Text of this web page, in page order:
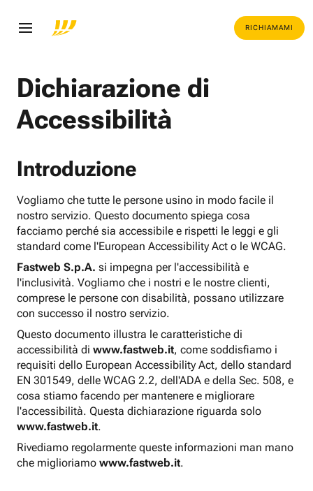
RICHIAMAMI
Dichiarazione di
Accessibilità
Introduzione
Vogliamo che tutte le persone usino in modo facile il
nostro servizio. Questo documento spiega cosa
facciamo perché sia accessibile e rispetti le leggi e gli
standard come l'European Accessibility Act o le WCAG.
Fastweb S.p.A. si impegna per l'accessibilità e
l'inclusività. Vogliamo che i nostri e le nostre clienti,
comprese le persone con disabilità, possano utilizzare
con successo il nostro servizio.
Questo documento illustra le caratteristiche di
accessibilità di www.fastweb.it, come soddisfiamo i
requisiti dello European Accessibility Act, dello standard
EN 301549, delle WCAG 2.2, dell'ADA e della Sec. 508, e
cosa stiamo facendo per mantenere e migliorare
l'accessibilità. Questa dichiarazione riguarda solo
www.fastweb.it.
Rivediamo regolarmente queste informazioni man mano
che miglioriamo www.fastweb.it.